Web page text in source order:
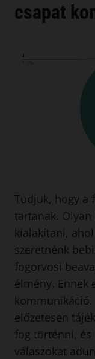
csapat
Tudjuk, hogy a
tartanak.
kialakítani,
szeretnénk
fogorvosi
élmény. Ennek
előzetesen
fog történni, és
válaszokat